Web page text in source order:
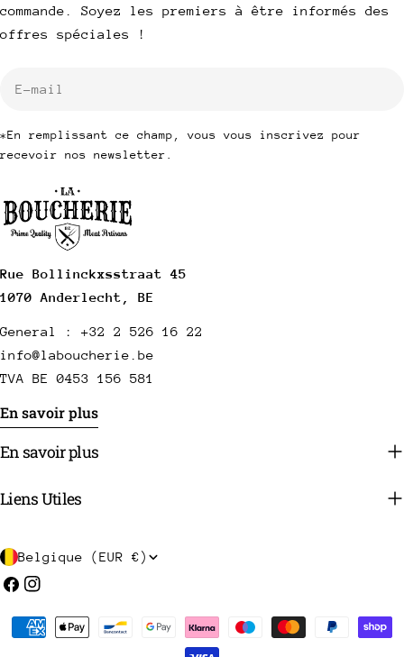
Rue Bollinckxsstraat 45
1070 Anderlecht, BE
General : +32 2 526 16 22
info@laboucherie.be
TVA BE 0453 156 581
En savoir plus
En savoir plus
Liens Utiles
commande. Soyez les premiers à être informés des
offres spéciales !
*En remplissant ce champ, vous vous inscrivez pour
recevoir nos newsletter.
P
a
Belgique (EUR €)
Facebook
Instagram
Méthodes